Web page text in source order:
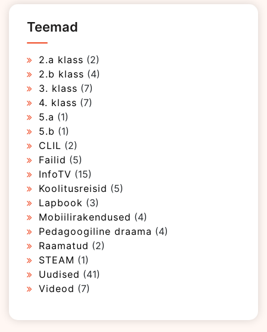
Teemad
2.a klass (2)
2.b klass (4)
3. klass (7)
4. klass (7)
5.a (1)
5.b (1)
CLIL (2)
Failid (5)
InfoTV (15)
Koolitusreisid (5)
Lapbook (3)
Mobiilirakendused (4)
Pedagoogiline draama (4)
Raamatud (2)
STEAM (1)
Uudised (41)
Videod (7)